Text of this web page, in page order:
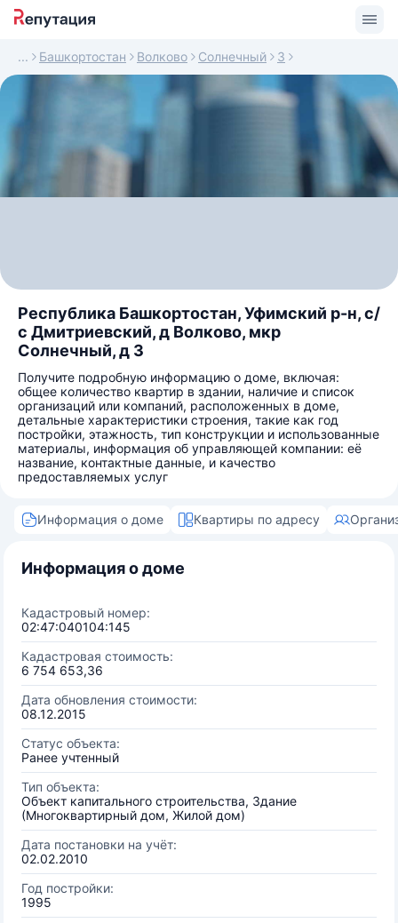
Башкортостан Волково Солнечный 3
Республика Башкортостан, Уфимский р-н, с/
с Дмитриевский, д Волково, мкр
Солнечный, д 3
Получите подробную информацию о доме, включая:
общее количество квартир в здании, наличие и список
организаций или компаний, расположенных в доме,
детальные характеристики строения, такие как год
постройки, этажность, тип конструкции и использованные
материалы, информация об управляющей компании: её
название, контактные данные, и качество
предоставляемых услуг
Информация о доме Квартиры по адресу
Информация о доме
Кадастровый номер:
02:47:040104:145
Кадастровая стоимость:
6 754 653,36
Дата обновления стоимости:
08.12.2015
Статус объекта:
Ранее учтенный
Тип объекта:
Объект капитального строительства, Здание
(Многоквартирный дом, Жилой дом)
Дата постановки на учёт:
02.02.2010
Год постройки:
1995